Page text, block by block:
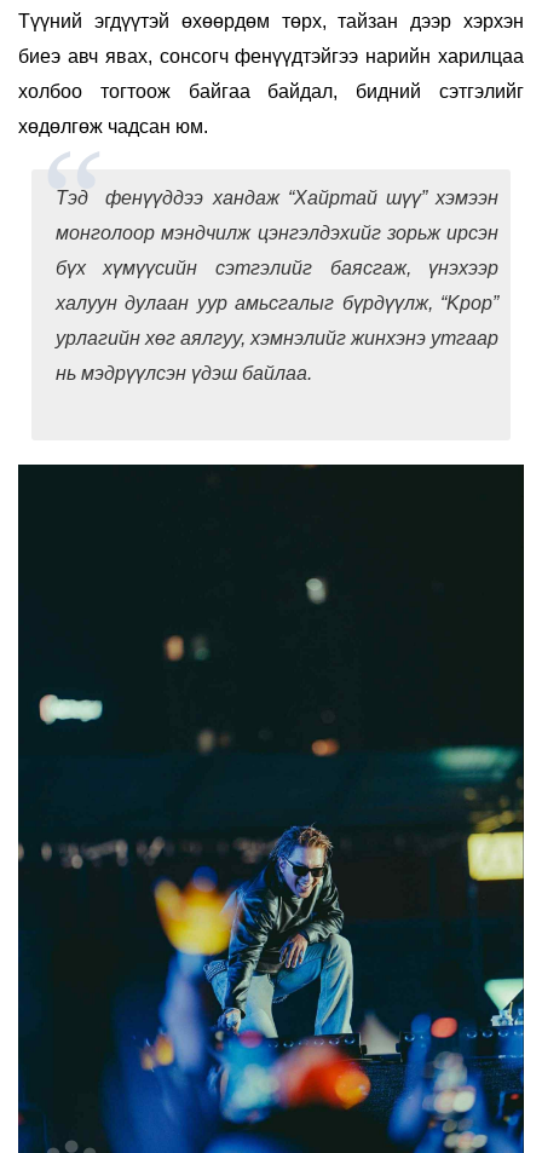
Түүний эгдүүтэй өхөөрдөм төрх, тайзан дээр хэрхэн
биеэ авч явах, сонсогч фенүүдтэйгээ нарийн харилцаа
холбоо тогтоож байгаа байдал, бидний сэтгэлийг
хөдөлгөж чадсан юм.
Тэд фенүүддээ хандаж “Хайртай шүү” хэмээн
монголоор мэндчилж цэнгэлдэхийг зорьж ирсэн
бүх хүмүүсийн сэтгэлийг баясгаж, үнэхээр
халуун дулаан уур амьсгалыг бүрдүүлж, “Kpop”
урлагийн хөг аялгуу, хэмнэлийг жинхэнэ утгаар
нь мэдрүүлсэн үдэш байлаа.